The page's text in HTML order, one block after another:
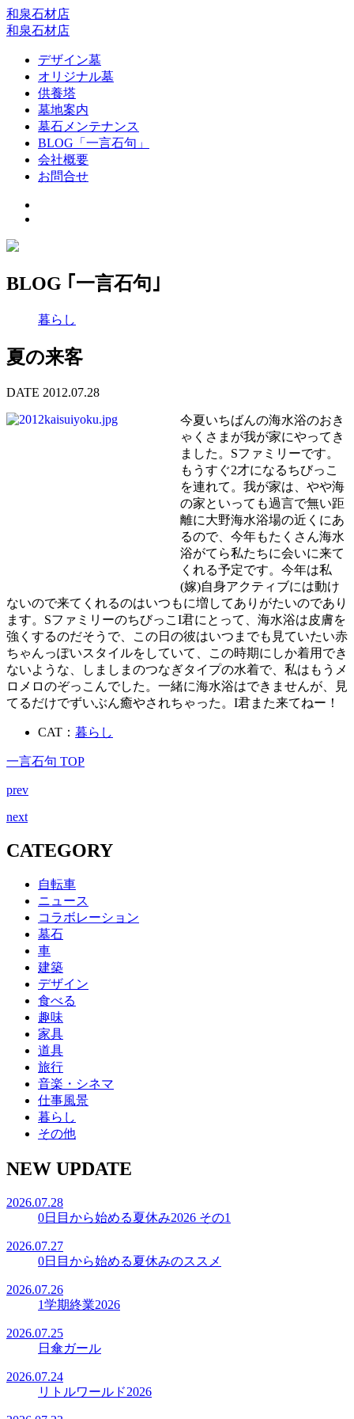
和泉石材店
和泉石材店
デザイン墓
オリジナル墓
供養塔
墓地案内
墓石メンテナンス
BLOG「一言石句」
会社概要
お問合せ
BLOG ｢一言石句｣
暮らし
夏の来客
DATE 2012.07.28
今夏いちばんの海水浴のおき
ゃくさまが我が家にやってき
ました。Sファミリーです。
もうすぐ2才になるちびっこ
を連れて。我が家は、やや海
の家といっても過言で無い距
離に大野海水浴場の近くにあ
るので、今年もたくさん海水
浴がてら私たちに会いに来て
くれる予定です。今年は私
(嫁)自身アクティブには動け
ないので来てくれるのはいつもに増してありがたいのであり
ます。SファミリーのちびっこI君にとって、海水浴は皮膚を
強くするのだそうで、この日の彼はいつまでも見ていたい赤
ちゃんっぽいスタイルをしていて、この時期にしか着用でき
ないような、しましまのつなぎタイプの水着で、私はもうメ
ロメロのぞっこんでした。一緒に海水浴はできませんが、見
てるだけでずいぶん癒やされちゃった。I君また来てねー！
CAT： 暮らし
一言石句 TOP
prev
next
CATEGORY
自転車
ニュース
コラボレーション
墓石
車
建築
デザイン
食べる
趣味
家具
道具
旅行
音楽・シネマ
仕事風景
暮らし
その他
NEW UPDATE
2026.07.28
0日目から始める夏休み2026 その1
2026.07.27
0日目から始める夏休みのススメ
2026.07.26
1学期終業2026
2026.07.25
日傘ガール
2026.07.24
リトルワールド2026